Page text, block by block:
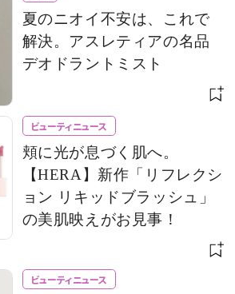
夏のニオイ不安は、これで
解決。アスレティアの名品
デオドラントミスト
ビューティニュース
頬に光が息づく肌へ。
【HERA】新作「リフレクシ
ョン リキッドブラッシュ」
の美肌映えがお見事！
ビューティニュース